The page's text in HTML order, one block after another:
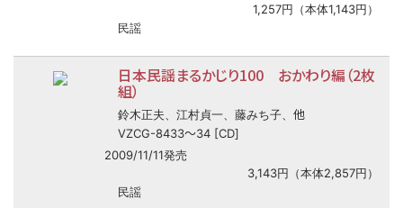
1,257円（本体1,143円）
民謡
日本民謡まるかじり100 おかわり編（2枚
組）
鈴木正夫、江村貞一、藤みち子、 他
VZCG-8433〜34 [CD]
2009/11/11発売
3,143円（本体2,857円）
民謡